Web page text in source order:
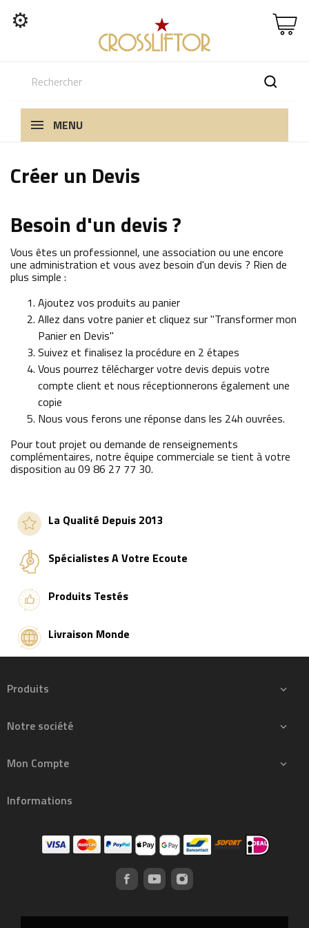
⚙
MENU
Créer un Devis
Besoin d'un devis ?
Vous êtes un professionnel, une association ou une encore
une administration et vous avez besoin d'un devis ? Rien de
plus simple :
Ajoutez vos produits au panier
Allez dans votre panier et cliquez sur "Transformer mon
Panier en Devis"
Suivez et finalisez la procédure en 2 étapes
Vous pourrez télécharger votre devis depuis votre
compte client et nous réceptionnerons également une
copie
Nous vous ferons une réponse dans les 24h ouvrées.
Pour tout projet ou demande de renseignements
complémentaires, notre équipe commerciale se tient à votre
disposition au 09 86 27 77 30.
La Qualité Depuis 2013
Spécialistes A Votre Ecoute
Produits Testés
Livraison Monde
Produits 
Notre société 
Mon Compte 
Informations